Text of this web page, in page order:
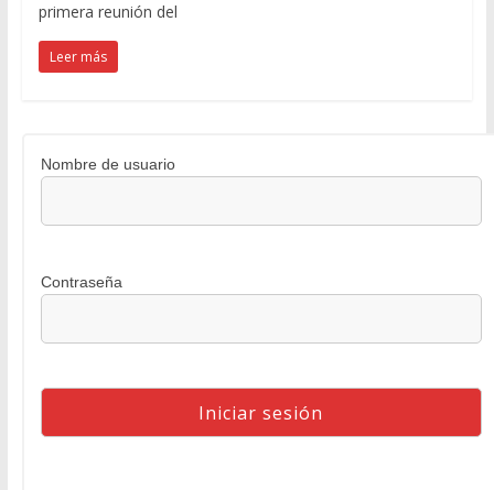
primera reunión del
Leer más
Nombre de usuario
Contraseña